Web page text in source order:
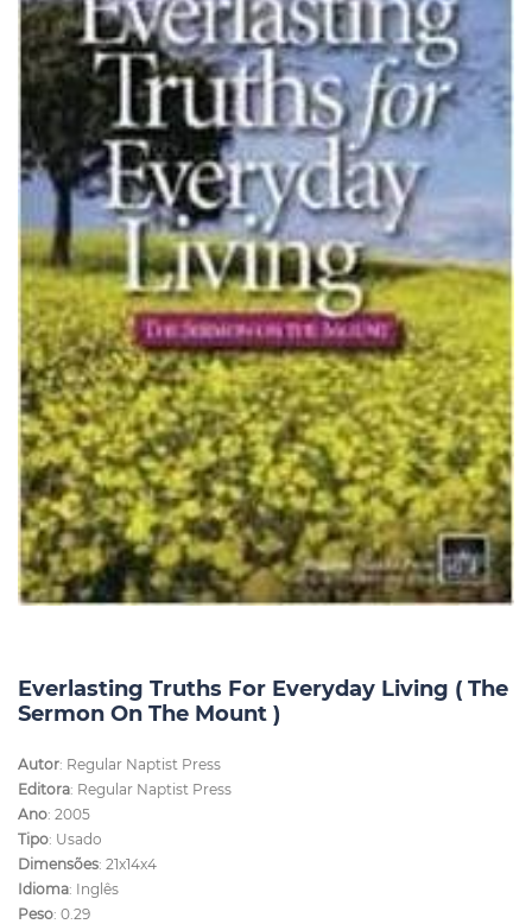
Everlasting Truths For Everyday Living ( The
Sermon On The Mount )
Autor: Regular Naptist Press
Editora: Regular Naptist Press
Ano: 2005
Tipo: Usado
Dimensões: 21x14x4
Idioma: Inglês
Peso: 0.29